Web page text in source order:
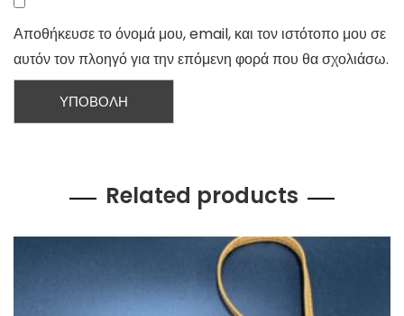
Αποθήκευσε το όνομά μου, email, και τον ιστότοπο μου σε
αυτόν τον πλοηγό για την επόμενη φορά που θα σχολιάσω.
Related products